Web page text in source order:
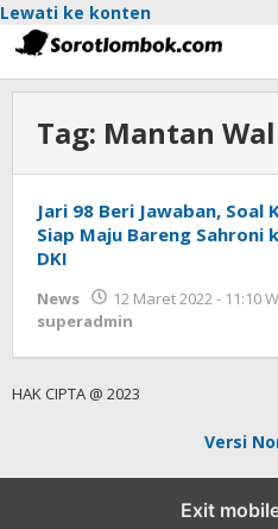
Lewati ke konten
Tag: Mantan
Jari 98 Beri Jawaban, Soal
Siap Maju Bareng Sahroni
DKI
News 12 Maret 2022 - 11:10
superadmin
HAK CIPTA @ 2023
Versi
Exit